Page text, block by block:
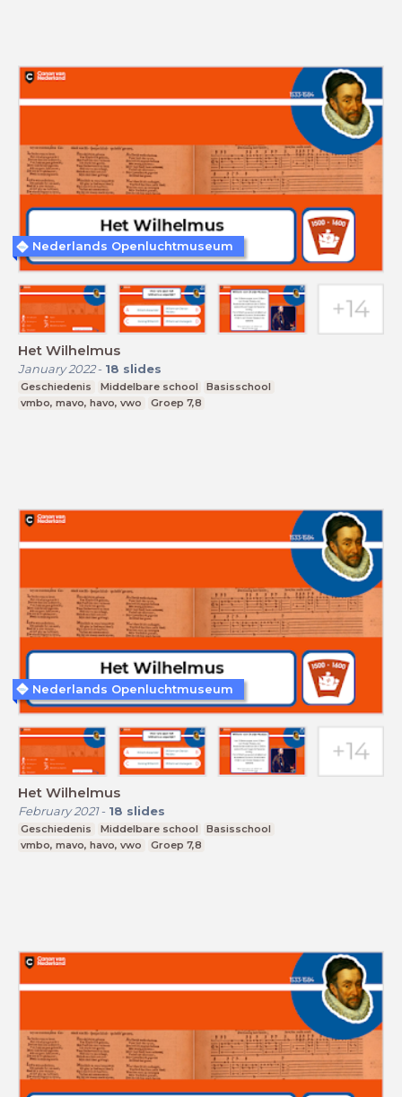
Het Wilhelmus
January 2022- 18 slides
Geschiedenis Middelbare school
Basisschool
vmbo, mavo, havo, vwo
Groep 7,8
Nederlands Openluchtmuseum
Het Wilhelmus
February 2021- 18 slides
Geschiedenis Middelbare school
Basisschool
vmbo, mavo, havo, vwo
Groep 7,8
Nederlands Openluchtmuseum